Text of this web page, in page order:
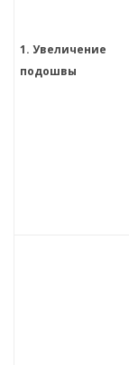
1. Увеличение
подошвы